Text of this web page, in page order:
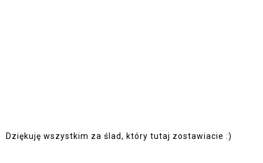
Dziękuję wszystkim za ślad, który tutaj zostawiacie :)